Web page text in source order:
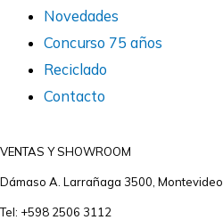
Novedades
Concurso 75 años
Reciclado
Contacto
VENTAS Y SHOWROOM
Dámaso A. Larrañaga 3500, Montevideo
Tel: +598 2506 3112